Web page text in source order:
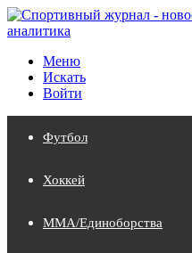
Меню
Искать
Войти
Футбол
Хоккей
MMA/Единоборства